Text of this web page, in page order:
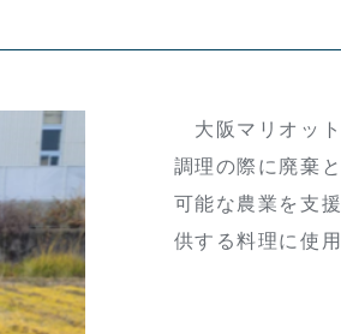
大阪マリオット
調理の際に廃棄
可能な農業を支
供する料理に使